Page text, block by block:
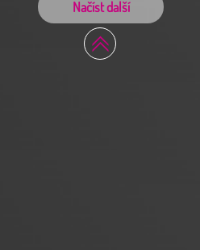
Načíst další